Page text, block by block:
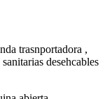
trasnportadora ,
desehcables